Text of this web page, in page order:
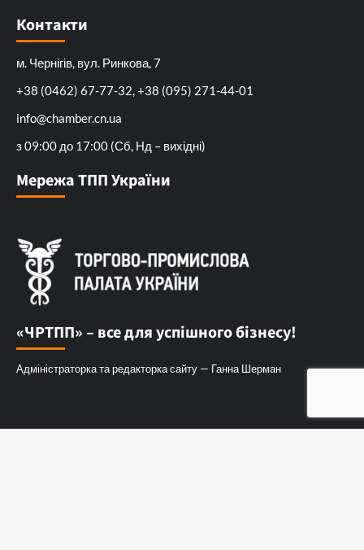
Контакти
м. Чернігів, вул. Ринкова, 7
+38 (0462) 67-77-32, +38 (095) 271-44-01
info@chamber.cn.ua
з 09:00 до 17:00 (Сб, Нд – вихідні)
Мережа ТПП України
«ЧРТПП» – все для успішного бізнесу!
Адміністраторка та редакторка сайту — Ганна Шерман